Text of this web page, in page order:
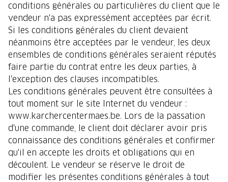
conditions générales ou particulières du client que le
vendeur n'a pas expressément acceptées par écrit.
Si les conditions générales du client devaient
néanmoins être acceptées par le vendeur, les deux
ensembles de conditions générales seraient réputés
faire partie du contrat entre les deux parties, à
l'exception des clauses incompatibles.
Les conditions générales peuvent être consultées à
tout moment sur le site Internet du vendeur :
www.karchercentermaes.be. Lors de la passation
d'une commande, le client doit déclarer avoir pris
connaissance des conditions générales et confirmer
qu'il en accepte les droits et obligations qui en
découlent. Le vendeur se réserve le droit de
modifier les présentes conditions générales à tout